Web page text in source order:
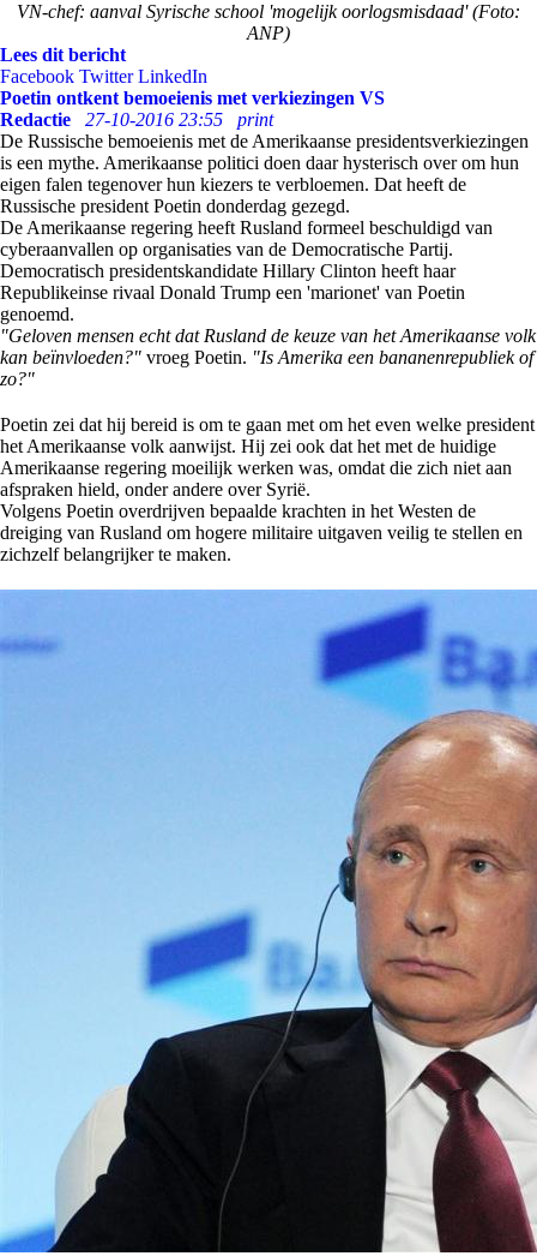
VN-chef: aanval Syrische school 'mogelijk oorlogsmisdaad' (Foto:
ANP)
Lees dit bericht
Facebook Twitter LinkedIn
Poetin ontkent bemoeienis met verkiezingen VS
Redactie
27-10-2016 23:55
print
De Russische bemoeienis met de Amerikaanse presidentsverkiezingen
is een mythe. Amerikaanse politici doen daar hysterisch over om hun
eigen falen tegenover hun kiezers te verbloemen. Dat heeft de
Russische president Poetin donderdag gezegd.
De Amerikaanse regering heeft Rusland formeel beschuldigd van
cyberaanvallen op organisaties van de Democratische Partij.
Democratisch presidentskandidate Hillary Clinton heeft haar
Republikeinse rivaal Donald Trump een 'marionet' van Poetin
genoemd.
"Geloven mensen echt dat Rusland de keuze van het Amerikaanse volk
kan beïnvloeden?" vroeg Poetin. "Is Amerika een bananenrepubliek of
zo?"
Poetin zei dat hij bereid is om te gaan met om het even welke president
het Amerikaanse volk aanwijst. Hij zei ook dat het met de huidige
Amerikaanse regering moeilijk werken was, omdat die zich niet aan
afspraken hield, onder andere over Syrië.
Volgens Poetin overdrijven bepaalde krachten in het Westen de
dreiging van Rusland om hogere militaire uitgaven veilig te stellen en
zichzelf belangrijker te maken.